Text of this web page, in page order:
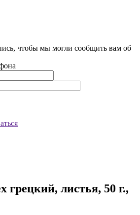
чтобы мы могли сообщить вам об
грецкий, листья, 50 г.,